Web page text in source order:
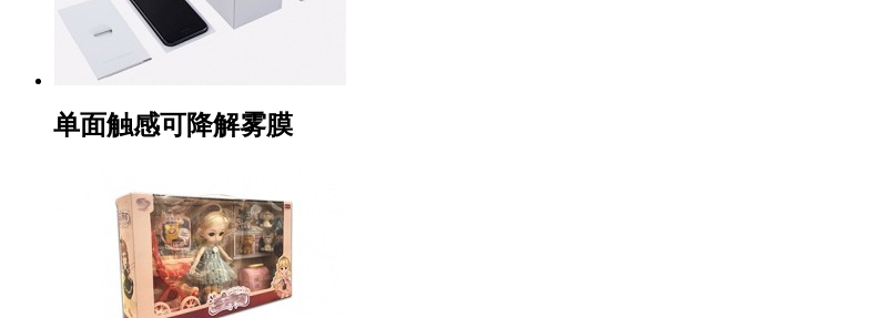
单面触感可降解雾膜